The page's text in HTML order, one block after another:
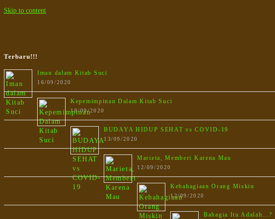
Skip to content
Terbaru!!!
Iman dalam Kitab Suci
16/09/2020
Kepemimpinan Dalam Kitab Suci
16/09/2020
BUDAYA HIDUP SEHAT vs COVID-19
13/09/2020
Marieta, Memberi Karena Mau
12/09/2020
Kebahagiaan Orang Miskin
12/09/2020
Bahagia Itu Adalah…?